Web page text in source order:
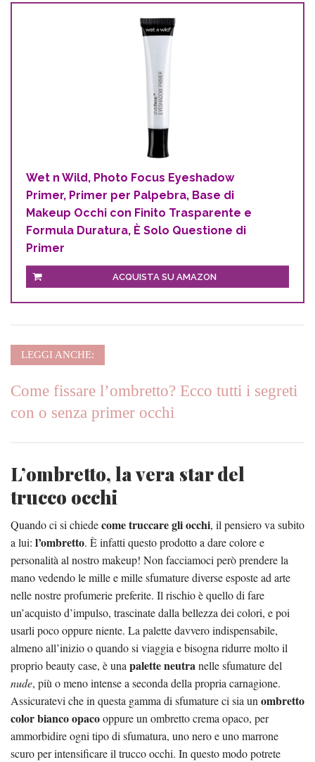
Wet n Wild, Photo Focus Eyeshadow
Primer, Primer per Palpebra, Base di
Makeup Occhi con Finito Trasparente e
Formula Duratura, È Solo Questione di
Primer
ACQUISTA SU AMAZON
LEGGI ANCHE:
Come fissare l’ombretto? Ecco tutti i segreti
con o senza primer occhi
L’ombretto, la vera star del
trucco occhi
Quando ci si chiedecome truccare gli occhi, il pensiero va subito
a lui: l’ombretto. È infatti questo prodotto a dare colore e
personalità al nostro makeup! Non facciamoci però prendere la
mano vedendo le mille e mille sfumature diverse esposte ad arte
nelle nostre profumerie preferite. Il rischio è quello di fare
un’acquisto d’impulso, trascinate dalla bellezza dei colori, e poi
usarli poco oppure niente. La palette davvero indispensabile,
almeno all’inizio o quando si viaggia e bisogna ridurre molto il
proprio beauty case, è unapalette neutranelle sfumature del
nude, più o meno intense a seconda della propria carnagione.
Assicuratevi che in questa gamma di sfumature ci sia unombretto
color bianco opacooppure un ombretto crema opaco, per
ammorbidire ogni tipo di sfumatura, uno nero e uno marrone
scuro per intensificare il trucco occhi. In questo modo potrete